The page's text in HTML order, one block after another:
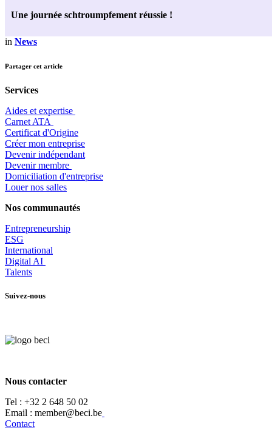
Une journée schtroumpfement réussie !
in News
Partager cet article
Services
Aides et expertise
​Carnet ATA
Certificat d'Origine
Créer mon entreprise
Devenir indépendant
Devenir membre
​Domiciliation d'entreprise
Louer nos salles
Nos communautés
Entrepreneurship
ESG
International
Digital AI
Talents
Suivez-nous
Nous contacter
Tel : +32 2 648 50 02​
​​Email : member@beci.be
Contact